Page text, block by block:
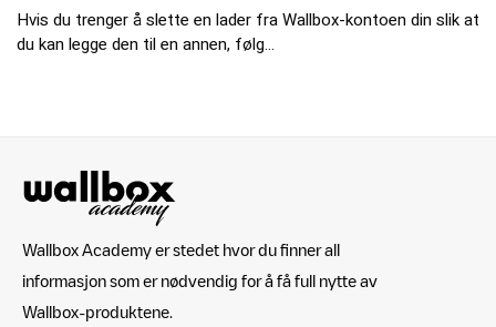
Hvis du trenger å slette en lader fra Wallbox-kontoen din slik at
du kan legge den til en annen, følg...
Wallbox Academy er stedet hvor du finner all
informasjon som er nødvendig for å få full nytte av
Wallbox-produktene.